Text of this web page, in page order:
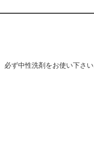
ず中性洗剤をお使い下さい